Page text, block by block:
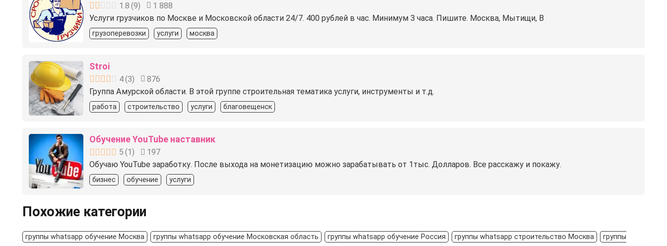
1.8 (9)
1 888
Услуги грузчиков по Москве и Московской области 24/7. 400 рублей в час. Минимум 3 часа. Пишите. Москва, Мытищи, В
грузоперевозки услуги москва
Stroi
4(3)
876
Группа Амурской области. В этой группе строительная тематика услуги, инструменты и т.д.
работа строительство услуги благовещенск
Обучение YouTube наставник
5 (1 )
197
Обучаю YouTube заработку. После выхода на монетизацию можно зарабатывать от 1тыс. Долларов. Все расскажу и покажу.
бизнес обучение услуги
Похожие категории
группы whatsapp обучение Москва группы whatsapp обучение Московская область группы whatsapp обучение Россия группы whatsapp строительство Москва
группы